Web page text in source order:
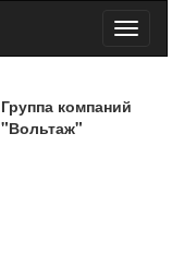
Toggle
Группа компаний
"Вольтаж"